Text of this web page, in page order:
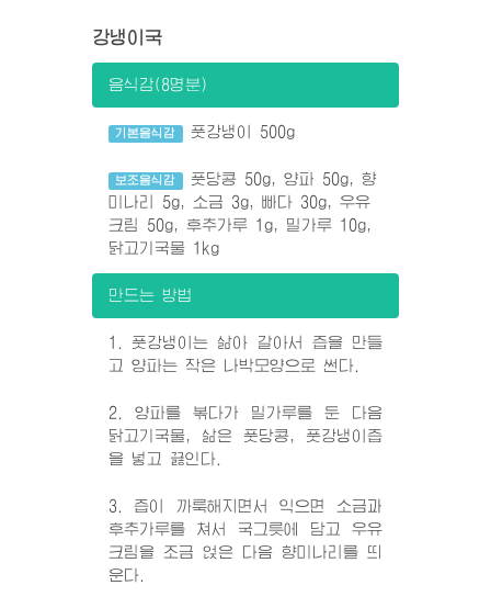
강냉이국
음식감(8명분)
기본음식감 풋강냉이 500g
보조음식감
풋당콩 50g, 양파 50g, 향
미나리 5g, 소금 3g, 빠다 30g, 우유
크림 50g, 후추가루 1g, 밀가루 10g,
닭고기국물 1kg
만드는 방법
1. 풋강냉이는 삶아 갈아서 즙을 만들
고 양파는 작은 나박모양으로 썬다.
2. 양파를 볶다가 밀가루를 둔 다음
닭고기국물, 삶은 풋당콩, 풋강냉이즙
을 넣고 끓인다.
3. 즙이 까룩해지면서 익으면 소금과
후추가루를 쳐서 국그릇에 담고 우유
크림을 조금 얹은 다음 향미나리를 띄
운다.